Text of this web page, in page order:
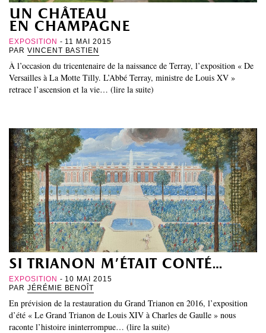
un château
en champagne
EXPOSITION - 11 MAI 2015
PAR VINCENT BASTIEN
À l’occasion du tricentenaire de la naissance de Terray, l’exposition « De
Versailles à La Motte Tilly. L’Abbé Terray, ministre de Louis XV »
retrace l’ascension et la vie… (lire la suite)
si trianon m’était conté…
EXPOSITION - 10 MAI 2015
PAR JÉRÉMIE BENOÎT
En prévision de la restauration du Grand Trianon en 2016, l’exposition
d’été « Le Grand Trianon de Louis XIV à Charles de Gaulle » nous
raconte l’histoire ininterrompue… (lire la suite)